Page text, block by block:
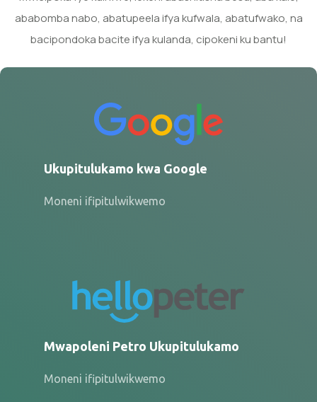
ababomba nabo, abatupeela ifya kufwala, abatufwako, na
bacipondoka bacite ifya kulanda, cipokeni ku bantu!
Ukupitulukamo kwa Google
Moneni ifipitulwikwemo
Mwapoleni Petro Ukupitulukamo
Moneni ifipitulwikwemo